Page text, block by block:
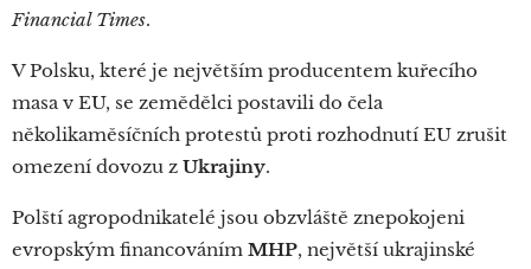
Financial Times.
V Polsku, které je největším producentem kuřecího
masa v EU, se zemědělci postavili do čela
několikaměsíčních protestů proti rozhodnutí EU zrušit
omezení dovozu z Ukrajiny.
Polští agropodnikatelé jsou obzvláště znepokojeni
evropským financováním MHP, největší ukrajinské